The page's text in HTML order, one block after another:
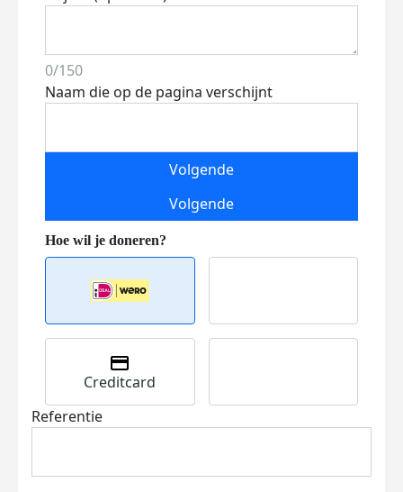
0/150
Naam die op de pagina verschijnt
Volgende
Volgende
Creditcard
Referentie